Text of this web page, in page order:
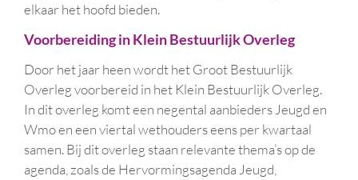
elkaar het hoofd bieden.
Voorbereiding in Klein Bestuurlijk Overleg
Door het jaar heen wordt het Groot Bestuurlijk
Overleg voorbereid in het Klein Bestuurlijk Overleg.
In dit overleg komt een negental aanbieders Jeugd en
Wmo en een viertal wethouders eens per kwartaal
samen. Bij dit overleg staan relevante thema’s op de
agenda, zoals de Hervormingsagenda Jeugd,